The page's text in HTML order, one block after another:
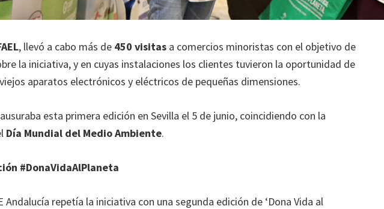
, llevó a cabo más de 450 visitas a comercios minoristas con el objetivo de
la iniciativa, y en cuyas instalaciones los clientes tuvieron la oportunidad de
aparatos electrónicos y eléctricos de pequeñas dimensiones.
esta primera edición en Sevilla el 5 de junio, coincidiendo con la
Día Mundial del Medio Ambiente.
#DonaVidaAlPlaneta
Andalucía repetía la iniciativa con una segunda edición de ‘Dona Vida al